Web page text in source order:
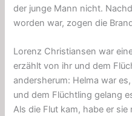
der junge Mann nicht.
worden war, zogen die
Lorenz Christiansen war
erzählt von ihr und dem
andersherum: Helma war
und dem Flüchtling gelang
Als die Flut kam, habe er